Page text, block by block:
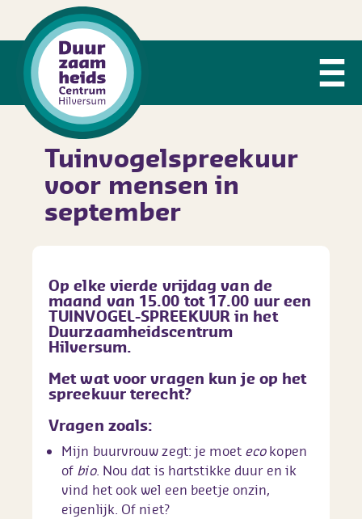
Tuinvogelspreekuur
voor mensen in
september
Op elke vierde vrijdag van de
maand van 15.00 tot 17.00 uureen
TUINVOGEL-SPREEKUURin het
Duurzaamheidscentrum
Hilversum.
Met wat voor vragen kun je op het
spreekuur terecht?
Vragen zoals:
Mijn buurvrouw zegt: je moet ecokopen
of bio. Nou dat is hartstikke duur en ik
vind het ook wel een beetje onzin,
eigenlijk. Of niet?